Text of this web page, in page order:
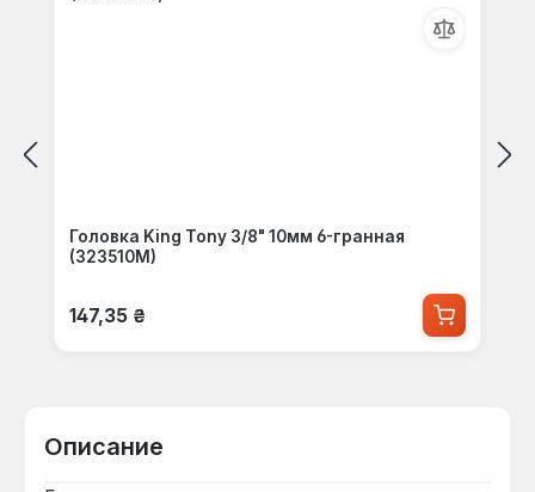
Головка King Tony 3/8" 10мм 6-гранная
(323510M)
Обычная цена:
147,35 ₴
Описание